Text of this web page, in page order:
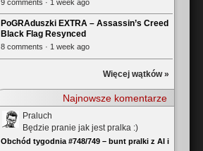
9 comments · 1 week ago
PoGRAduszki EXTRA – Assassin’s Creed
Black Flag Resynced
8 comments · 1 week ago
Więcej wątków »
Najnowsze komentarze
Praluch
Będzie pranie jak jest pralka :)
Obchód tygodnia #748/749 – bunt pralki z AI i